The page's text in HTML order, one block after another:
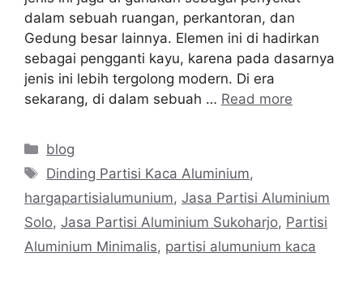
dalam sebuah ruangan, perkantoran, dan
Gedung besar lainnya. Elemen ini di hadirkan
sebagai pengganti kayu, karena pada dasarnya
jenis ini lebih tergolong modern. Di era
sekarang, di dalam sebuah … Read more
Categories
blog
Tags
Dinding Partisi Kaca Aluminium,
hargapartisialumunium, Jasa Partisi Aluminium
Solo, Jasa Partisi Aluminium Sukoharjo, Partisi
Aluminium Minimalis, partisi alumunium kaca